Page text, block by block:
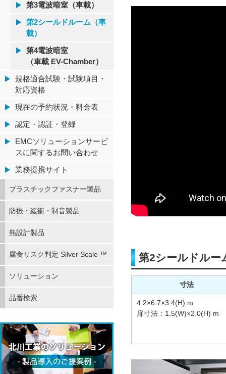
第2シールドルー
寸法
4.2×6.7×3.4(H) m
扉寸法：1.5(W)×2.0(H) m
第3電波暗室（車載）
第2シールドルーム（車
載）
第4電波暗室
（車載 EV-Chamber）
規格適合試験・試験項目・
対応資格
現在の予約状況・料金表
認定・認証・登録
EMCソリューションサービ
スに関するお問い合わせ
業務提携サイト
プラスチックファスナー製品
防振・緩衝・制音製品
熱設計製品
腐食リスク判定 Silver Scale ™
ソリューション
品番検索